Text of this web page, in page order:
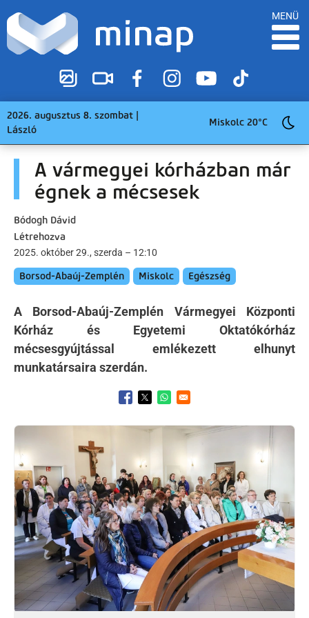
MENÜ
2026. augusztus 8. szombat |
László
Miskolc 20°C
A vármegyei kórházban már
égnek a mécsesek
Bódogh Dávid
Létrehozva
2025. október 29., szerda – 12:10
Borsod-Abaúj-Zemplén Miskolc Egészség
A Borsod-Abaúj-Zemplén Vármegyei Központi
Kórház és Egyetemi Oktatókórház
mécsesgyújtással emlékezett elhunyt
munkatársaira szerdán.
Opens in a new window
Opens in a new window
Opens in a new window
Kép